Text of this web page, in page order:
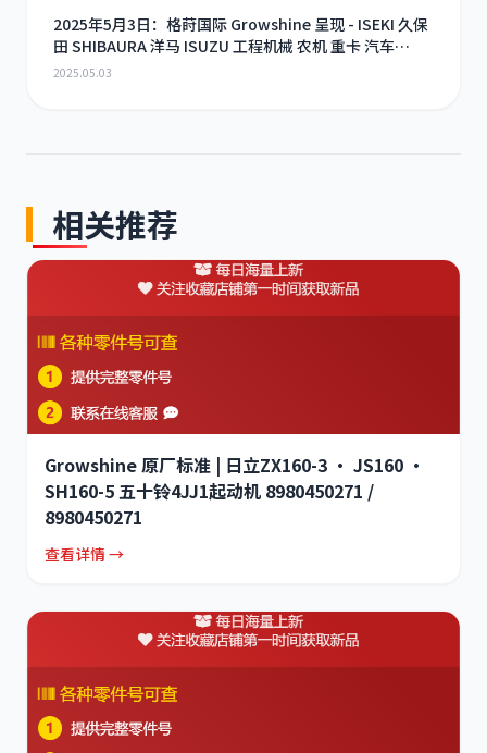
2025年5月3日：格莳国际 Growshine 呈现 - ISEKI 久保
田 SHIBAURA 洋马 ISUZU 工程机械 农机 重卡 汽车
RHF3 涡轮增压器及配件 海量现货供应
2025.05.03
相关推荐
Growshine 原厂标准 | 日立ZX160-3 · JS160 ·
SH160-5 五十铃4JJ1起动机 8980450271 /
8980450271
查看详情 →